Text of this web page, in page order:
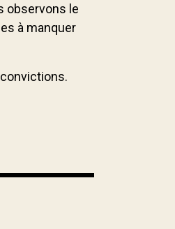
observons le
à manquer